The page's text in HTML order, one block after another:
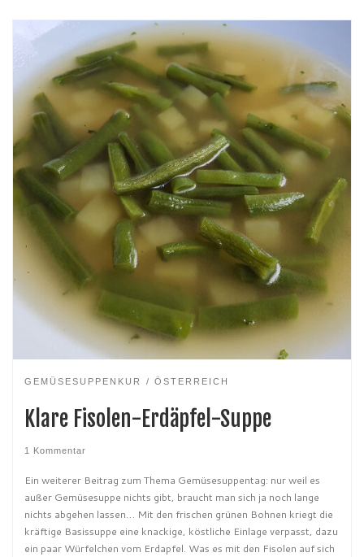
GEMÜSESUPPENKUR ÖSTERREICH
Klare Fisolen-Erdäpfel-Suppe
1 Kommentar
Ein weiterer Beitrag zum Thema Gemüsesuppentag: nur weil es
außer Gemüsesuppe nichts gibt, braucht man sich ja noch lange
nichts abgehen lassen… Mit den frischen grünen Bohnen kriegt die
kräftige Basissuppe eine knackige, köstliche Einlage verpasst, dazu
ein paar Würfelchen vom Erdapfel. Was es mit den Fisolen auf sich